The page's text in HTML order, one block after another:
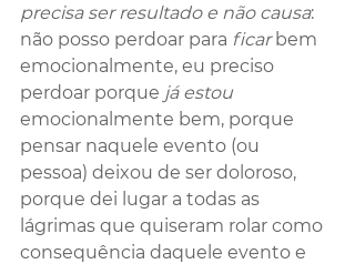
precisa ser resultado e não causa:
não posso perdoar para ficar bem
emocionalmente, eu preciso
perdoar porque já estou
emocionalmente bem, porque
pensar naquele evento (ou
pessoa) deixou de ser doloroso,
porque dei lugar a todas as
lágrimas que quiseram rolar como
consequência daquele evento e